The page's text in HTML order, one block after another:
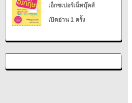
เอ็กซเปอร์เน็ทบุ๊คส์
เปิดอ่าน 1 ครั้ง